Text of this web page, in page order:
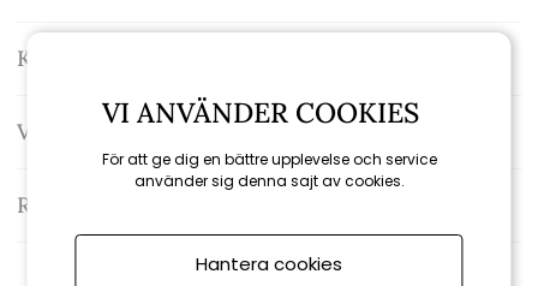
Kontakta oss
Varumärke: Cane-line
Recensioner
VI ANVÄNDER COOKIES
För att ge dig en bättre upplevelse och service
använder sig denna sajt av cookies.
Hantera cookies